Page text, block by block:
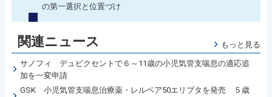
の第一選択と位置づけ
関連ニュース もっと見る
サノフィ デュピクセントで６～11歳の小児気管支喘息の適応追
加を一変申請
GSK 小児気管支喘息治療薬・レルベア50エリプタを発売 ５歳